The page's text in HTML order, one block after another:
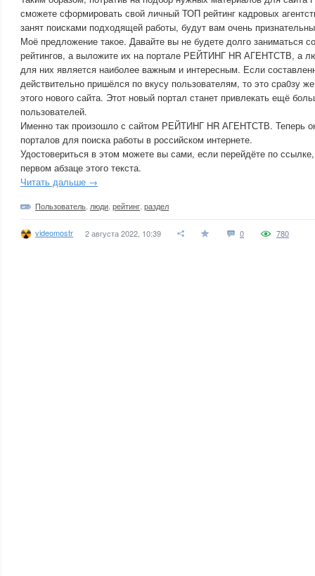
сможете сформировать свой личный ТОП рейтинг кадровых
занят поисками подходящей работы, будут вам очень
Моё предложение такое. Давайте вы не будете долго заниматься
рейтингов, а выложите их на портале РЕЙТИНГ HR АГЕНТСТВ, а
для них является наиболее важным и интересным. Если
действительно пришёлся по вкусу пользователям, то это сра0зу
этого нового сайта. Этот новый портал станет привлекать ещё
пользователей.
Именно так произошло с сайтом РЕЙТИНГ HR АГЕНТСТВ. Теперь
порталов для поиска работы в российском интернете.
Удостовериться в этом можете вы сами, если перейдёте по
первом абзаце этого текста.
Читать дальше →
Пользователь люди рейтинг раздел
videomostr 2 августа 2022, 10:39 0 780